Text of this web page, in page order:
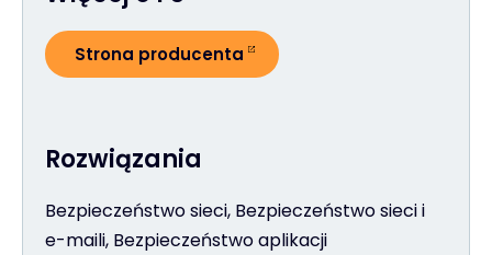
Rozwiązania
Bezpieczeństwo sieci, Bezpieczeństwo sieci i
e-maili, Bezpieczeństwo aplikacji
Strona producenta